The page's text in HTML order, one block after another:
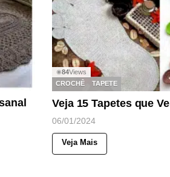
◉84Views
CROCHÊ
TAPETE
Veja 15 Tapetes que
06/01/2024
Veja Mais